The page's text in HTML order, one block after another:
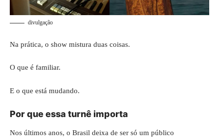
divulgação
Na prática, o show mistura duas coisas.
O que é familiar.
E o que está mudando.
Por que essa turnê importa
Nos últimos anos, o Brasil deixa de ser só um público